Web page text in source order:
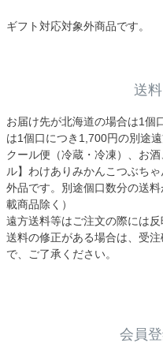
ギフト対応対象外商品です。
送
お届け先が北海道の場合は1個
は1個口につき1,700円の別途遠
クール便（冷蔵・冷凍）、お
ル】わけありみかんこつぶち
外品です。別途個口数分の送
載商品除く）
遠方送料等はご注文の際には反
送料の修正がある場合は、受
で、ご了承ください。
会員